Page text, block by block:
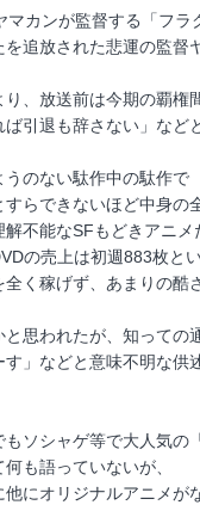
カンが監督する「フラ
追放された悲運の監督
、放送前は今期の覇権
引退も辞さない」など
のない駄作中の駄作で
らできないほど中身の
不能なSFもどきアニメ
の売上は初週883枚とい
く稼げず、あまりの酷
思われたが、知っての
」などと意味不明な
ソシャゲ等で大人気の
も語っていないが、
にオリジナルアニメが